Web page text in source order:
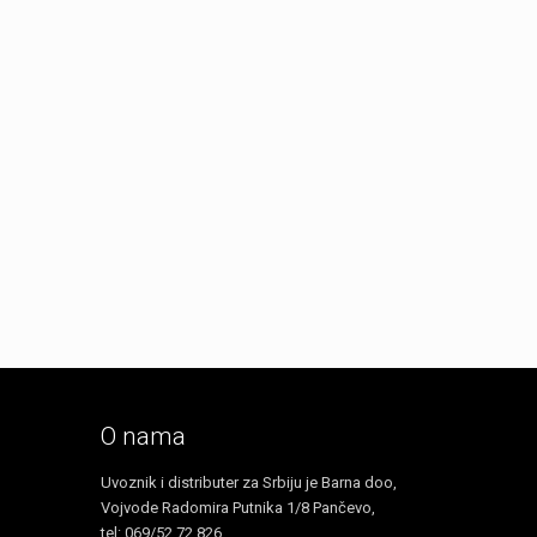
O nama
Uvoznik i distributer za Srbiju je Barna doo,
Vojvode Radomira Putnika 1/8 Pančevo,
tel: 069/52 72 826